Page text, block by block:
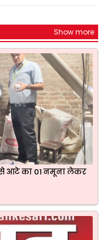
Show more
से आटे का 01 नमूना लेकर